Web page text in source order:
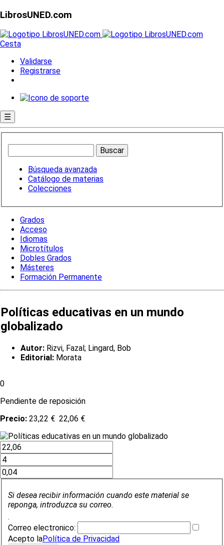
LibrosUNED.com
Cesta
Validarse
Registrarse
☰
Búsqueda avanzada
Catálogo de materias
Colecciones
Grados
Acceso
Idiomas
Microtítulos
Dobles Grados
Másteres
Formación Permanente
Políticas educativas en un mundo
globalizado
Autor: Rizvi, Fazal; Lingard, Bob
Editorial: Morata
0
Pendiente de reposición
Precio: 23,22 € 22,06 €
Si desea recibir información cuando este material se
reponga, introduzca su correo.
.
Correo electronico:
Acepto laPolítica de Privacidad